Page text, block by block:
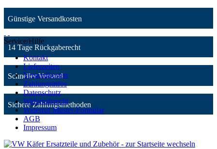
Günstige Versandkosten
14 Tage Rückgaberecht
Schneller Versand
Sichere Zahlungsmethoden
Service/Hilfe
Kontakt
Lieferzeiten
Versandkosten
Zahlungsinfos
Datenschutz
Widerrufsrecht
Widerruf Muster-Formular
AGB
Impressum